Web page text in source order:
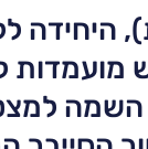
השמה